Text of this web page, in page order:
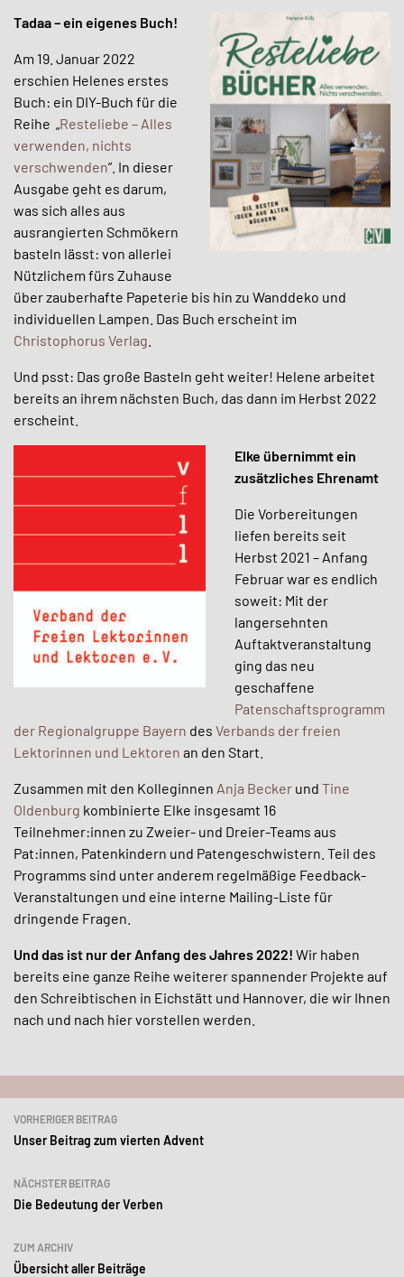
Tadaa – ein eigenes Buch!
Am 19. Januar 2022
erschien Helenes erstes
Buch: ein DIY-Buch für die
Reihe „Resteliebe – Alles
verwenden, nichts
verschwenden”. In dieser
Ausgabe geht es darum,
was sich alles aus
ausrangierten Schmökern
basteln lässt: von allerlei
Nützlichem fürs Zuhause
über zauberhafte Papeterie bis hin zu Wanddeko und
individuellen Lampen. Das Buch erscheint im
Christophorus Verlag
Und psst: Das große Basteln geht weiter! Helene arbeitet
bereits an ihrem nächsten Buch, das dann im Herbst 2022
erscheint.
Elke übernimmt ein
zusätzliches Ehrenamt
Die Vorbereitungen
liefen bereits seit
Herbst 2021 – Anfang
Februar war es endlich
soweit: Mit der
langersehnten
Auftaktveranstaltung
ging das neu
geschaffene
Patenschaftsprogramm
der Regionalgruppe Bayern des Verbands der freien
Lektorinnen und Lektoren an den Start.
Zusammen mit den Kolleginnen Anja Becker und Tine
Oldenburg kombinierte Elke insgesamt 16
Teilnehmer:innen zu Zweier- und Dreier-Teams aus
Pat:innen, Patenkindern und Patengeschwistern. Teil des
Programms sind unter anderem regelmäßige Feedback-
Veranstaltungen und eine interne Mailing-Liste für
dringende Fragen.
Und das ist nur der Anfang des Jahres 2022! Wir haben
bereits eine ganze Reihe weiterer spannender Projekte auf
den Schreibtischen in Eichstätt und Hannover, die wir Ihnen
nach und nach hier vorstellen werden.
Beitragsnavigation
VORHERIGER BEITRAG
Unser Beitrag zum vierten Advent
NÄCHSTER BEITRAG
Die Bedeutung der Verben
ZUM ARCHIV
Übersicht aller Beiträge